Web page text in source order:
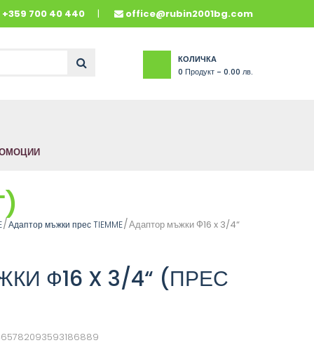
+359 700 40 440 office@rubin2001bg.com
КОЛИЧКА
0 Продукт - 0.00 лв.
Адаптор мъжки прес TIEMME Адаптор мъжки Ф16 x 3/4“
Ф16 X 3/4“ (ПРЕС